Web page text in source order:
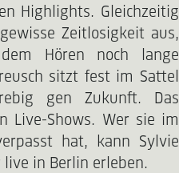
Highlights. Gleichzeitig
Zeitlosigkeit aus,
Hören noch lange
sitzt fest im Sattel
gen Zukunft. Das
Live-Shows. Wer sie im
hat, kann Sylvie
live in Berlin erleben.